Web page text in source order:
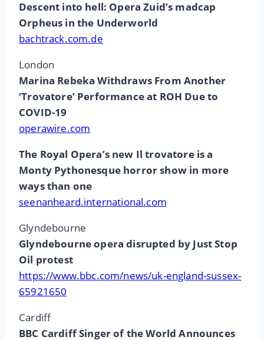
Descent into hell: Opera Zuid’s madcap
Orpheus in the Underworld
bachtrack.com.de
London
Marina Rebeka Withdraws From Another
‘Trovatore’ Performance at ROH Due to
COVID-19
operawire.com
The Royal Opera’s new Il trovatore is a
Monty Pythonesque horror show in more
ways than one
seenanheard.international.com
Glyndebourne
Glyndebourne opera disrupted by Just Stop
Oil protest
https://www.bbc.com/news/uk-england-sussex-
65921650
Cardiff
BBC Cardiff Singer of the World Announces